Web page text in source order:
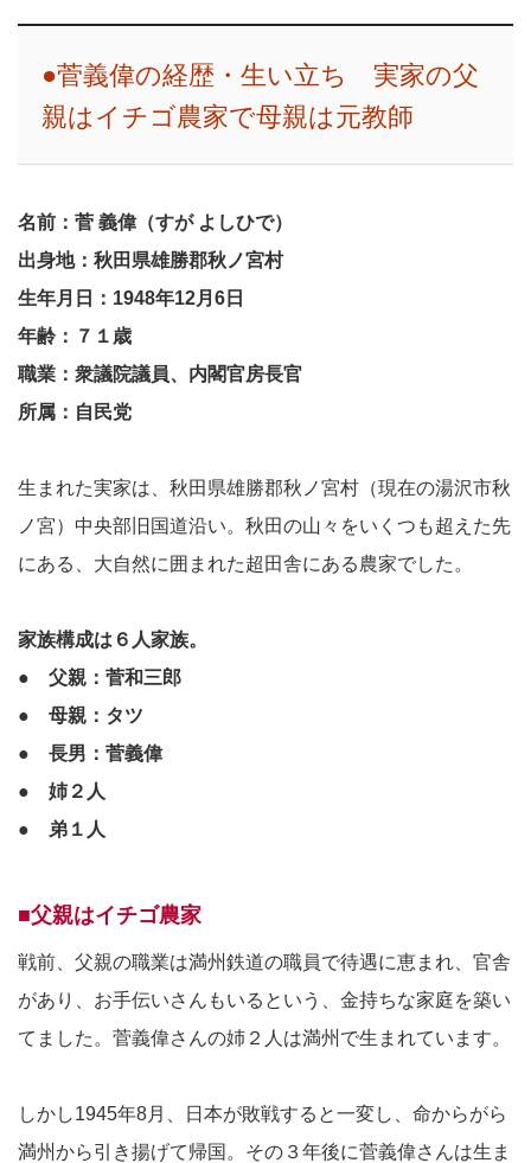
●菅義偉の経歴・生い立ち 実家の父
親はイチゴ農家で母親は元教師
名前：菅 義偉（すが よしひで）
出身地：秋田県雄勝郡秋ノ宮村
生年月日：1948年12月6日
年齢：７１歳
職業：衆議院議員、内閣官房長官
所属：自民党
生まれた実家は、秋田県雄勝郡秋ノ宮村（現在の湯沢市秋
ノ宮）中央部旧国道沿い。秋田の山々をいくつも超えた先
にある、大自然に囲まれた超田舎にある農家でした。
家族構成は６人家族。
● 父親：菅和三郎
● 母親：タツ
● 長男：菅義偉
● 姉２人
● 弟１人
■父親はイチゴ農家
戦前、父親の職業は満州鉄道の職員で待遇に恵まれ、官舎
があり、お手伝いさんもいるという、金持ちな家庭を築い
てました。菅義偉さんの姉２人は満州で生まれています。
しかし1945年8月、日本が敗戦すると一変し、命からがら
満州から引き揚げて帰国。その３年後に菅義偉さんは生ま